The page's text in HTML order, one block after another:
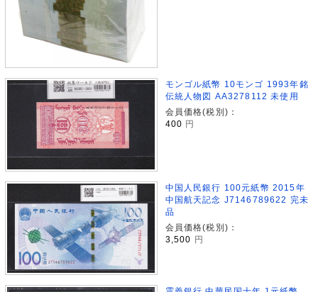
モンゴル紙幣 10モンゴ 1993年銘
伝統人物図 AA3278112 未使用
会員価格(税別)：
400 円
中国人民銀行 100元紙幣 2015年
中国航天記念 J7146789622 完未
品
会員価格(税別)：
3,500 円